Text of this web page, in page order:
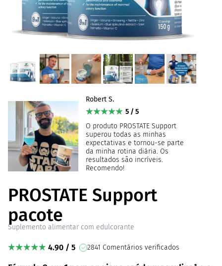
Robert S.
5 / 5
O produto PROSTATE Support
superou todas as minhas
expectativas e tornou-se parte
da minha rotina diária. Os
resultados são incríveis.
Recomendo!
PROSTATE Support
pacote
Suplemento alimentar com edulcorante
4.90 / 5 2841 Comentários verificados